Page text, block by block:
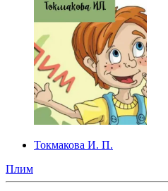
Токмакова И. П.
Плим